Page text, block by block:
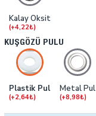
Kalay Oksit
(+4,22₺)
KUŞGÖZÜ PULU
Plastik Pul
(+2,64₺)
Metal Pul
(+8,98₺)